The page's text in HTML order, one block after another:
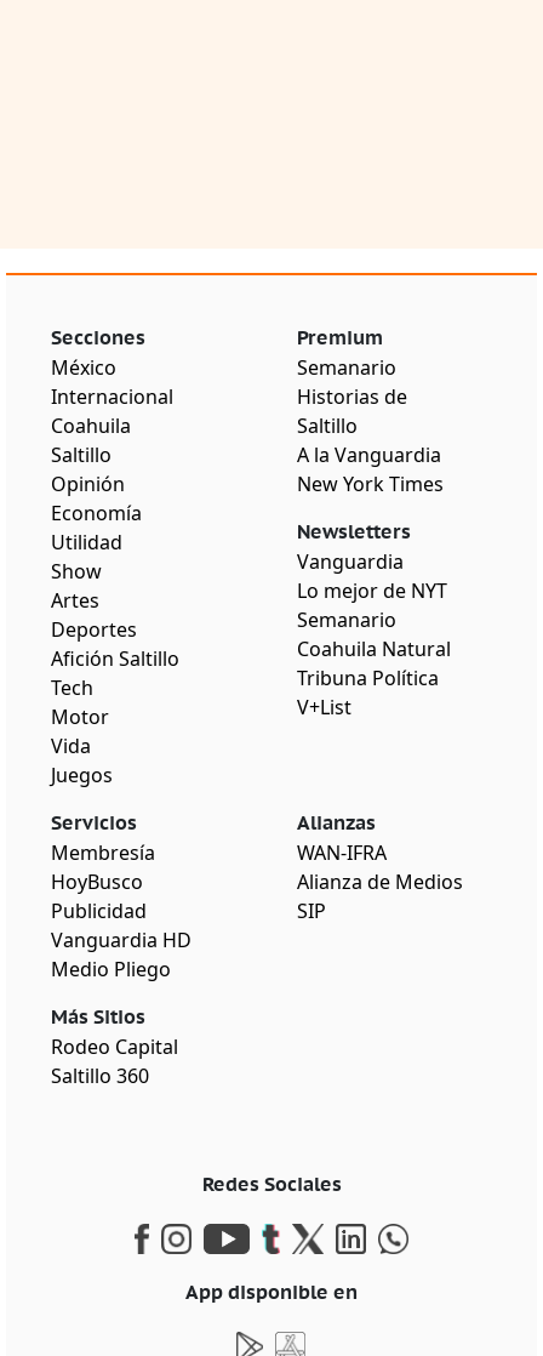
Secciones
México
Internacional
Coahuila
Saltillo
Opinión
Economía
Utilidad
Show
Artes
Deportes
Afición Saltillo
Tech
Motor
Vida
Juegos
Premium
Semanario
Historias de
Saltillo
A la Vanguardia
New York Times
Newsletters
Vanguardia
Lo mejor de NYT
Semanario
Coahuila Natural
Tribuna Política
V+List
Servicios
Membresía
HoyBusco
Publicidad
Vanguardia HD
Medio Pliego
Más Sitios
Rodeo Capital
Saltillo 360
Alianzas
WAN-IFRA
Alianza de Medios
SIP
Redes Sociales
App disponible en